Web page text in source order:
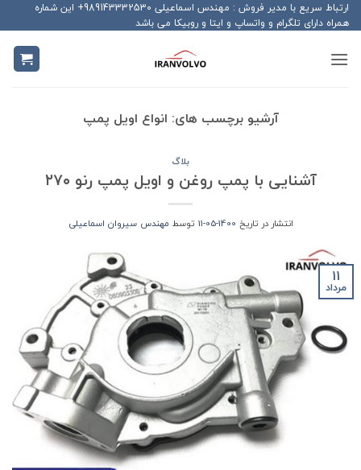
Skip
to
content
ارتباط سریع با مدیر فروش : مهندس اسماعیلی 989143332530+ این شماره
همراه دارای تلگرام و واتساپ و ایتا و روبیکا می باشد
آرشیو برچسب های: انواع اویل پمپ
بلاگ
آشنایی با پمپ روغن و اویل پمپ رنو ۲۷۰
انتشار در تاریخ 1400-05-11 توسط مهندس سیروان اسماعیلی
11
مرداد